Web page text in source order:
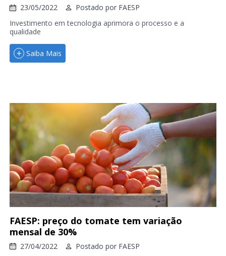
23/05/2022 Postado por FAESP
Investimento em tecnologia aprimora o processo e a
qualidade
Saiba Mais
FAESP: preço do tomate tem variação
mensal de 30%
27/04/2022 Postado por FAESP